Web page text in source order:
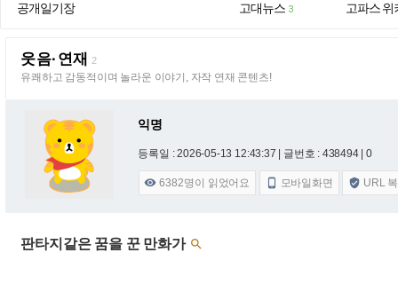
공개일기장 고대뉴스 3
고파스 위
웃음·연재 2
유쾌하고 감동적이며 놀라운 이야기, 자작 연재 콘텐츠!
익명
등록일 : 2026-05-13 12:43:37 | 글번호 : 438494 | 0
 6382명이 읽었어요  모바일화면  URL
판타지같은 꿈을 꾼 만화가 